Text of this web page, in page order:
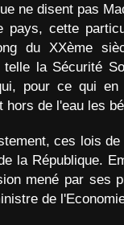
ne disent pas
pays, cette
du XXème
telle la Sécurité
pour ce qui
hors de l'eau les
ces lois
la République.
mené par ses
de